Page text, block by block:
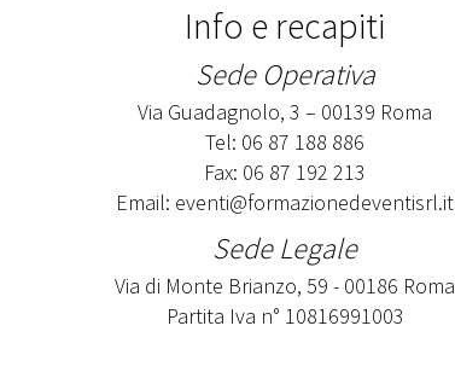
Info e recapiti
Sede Operativa
Via Guadagnolo, 3 – 00139 Roma
Tel: 06 87 188 886
Fax: 06 87 192 213
Email: eventi@formazionedeventisrl.it
Sede Legale
Via di Monte Brianzo, 59 - 00186 Roma
Partita Iva n° 10816991003